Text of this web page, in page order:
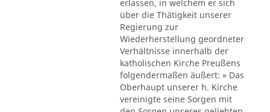
erlassen, in welchem er sich
über die Thätigkeit unserer
Regierung zur
Wiederherstellung geordneter
Verhältnisse innerhalb der
katholischen Kirche Preußens
folgendermaßen äußert: » Das
Oberhaupt unserer h. Kirche
vereinigte seine Sorgen mit